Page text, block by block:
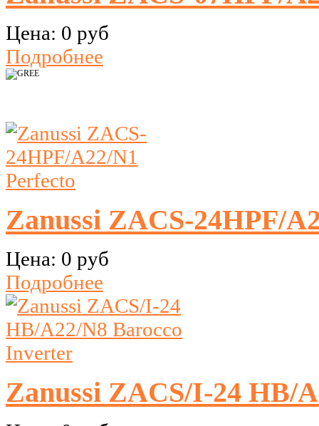
Цена: 0 руб
Подробнее
Zanussi ZACS-24HPF/
Цена: 0 руб
Подробнее
Zanussi ZACS/I-24 HB/